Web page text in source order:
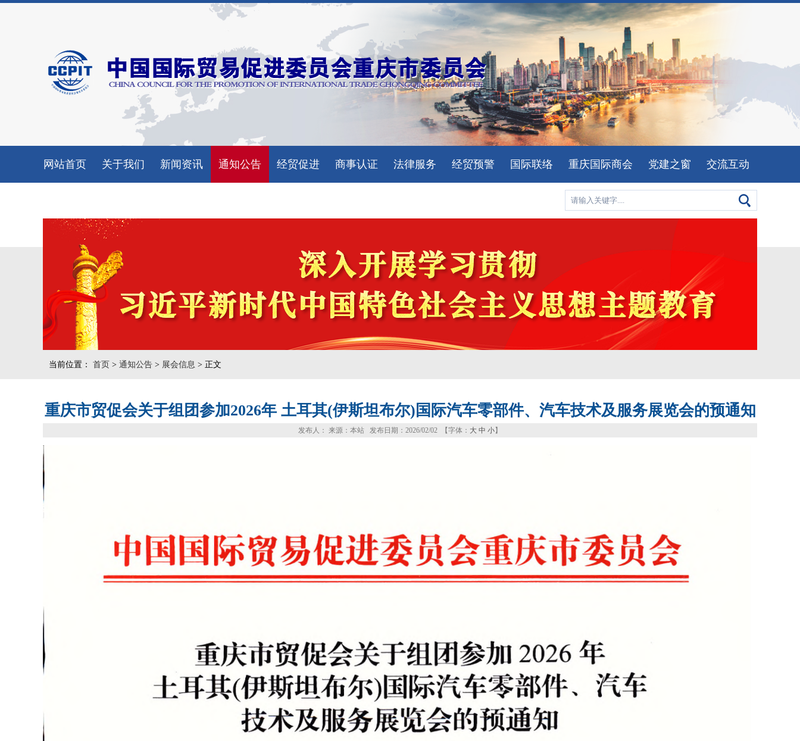
网站首页 关于我们 新闻资讯 通知公告 经贸促进 商事认证 法律服务 经贸预警 国际联络 重庆国际商会 党建之窗 交流互动
当前位置： 首页 > 通知公告 > 展会信息 > 正文
重庆市贸促会关于组团参加2026年 土耳其(伊斯坦布尔)国际汽车零部件、汽车技术及服务展览会的预通知
发布人： 来源：本站 发布日期：2026/02/02 【字体： 大 中 小】